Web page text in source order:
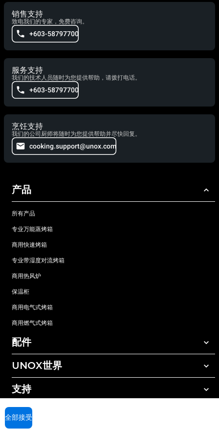
销售支持
致电我们的专家，免费咨询。
+603-58797700
服务支持
我们的技术人员随时为您提供帮助，请拨打电话。
+603-58797700
烹饪支持
我们的公司厨师将随时为您提供帮助并尽快回复。
cooking.support@unox.com
产品
所有产品
专业万能蒸烤箱
商用快速烤箱
专业带湿度对流烤箱
商用热风炉
保温柜
商用电气式烤箱
商用燃气式烤箱
配件
所有配件
手动清洗清洁剂
树脂过滤水处理
UNOX世界
我们在全球的办事处
支持
UNOX质保
全部接受